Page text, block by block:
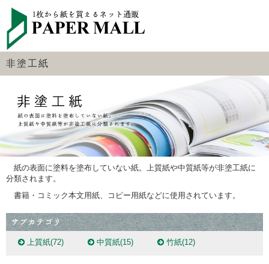
非塗工紙
紙の表面に塗料を塗布していない紙。上質紙や中質紙等が非塗工紙に
分類されます。
書籍・コミック本文用紙、
コピー用紙などに使用されています。
上質紙(72) 中質紙(15) 竹紙(12)